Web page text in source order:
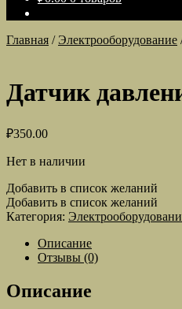
Главная / Электрооборудование
Датчик
₽350.00
Нет в наличии
Добавить в список желаний
Добавить в список желаний
Категория:
Описание
Отзывы (0)
Описание